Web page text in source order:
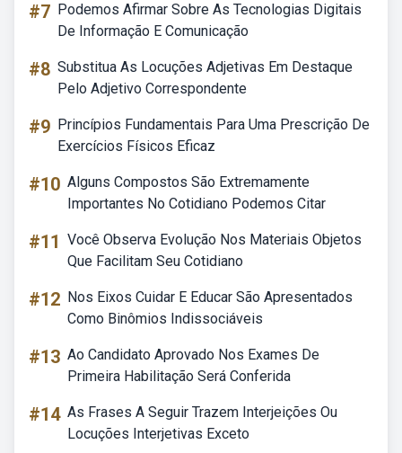
#7 Podemos Afirmar Sobre As Tecnologias Digitais
De Informação E Comunicação
#8 Substitua As Locuções Adjetivas Em Destaque
Pelo Adjetivo Correspondente
#9 Princípios Fundamentais Para Uma Prescrição De
Exercícios Físicos Eficaz
#10 Alguns Compostos São Extremamente
Importantes No Cotidiano Podemos Citar
#11 Você Observa Evolução Nos Materiais Objetos
Que Facilitam Seu Cotidiano
#12 Nos Eixos Cuidar E Educar São Apresentados
Como Binômios Indissociáveis
#13 Ao Candidato Aprovado Nos Exames De
Primeira Habilitação Será Conferida
#14 As Frases A Seguir Trazem Interjeições Ou
Locuções Interjetivas Exceto